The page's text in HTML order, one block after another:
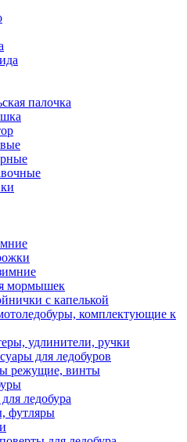
палочка
мормышек
с капелькой
комплектующие к
удлинители, ручки
для ледобуров
режущие, винты
ледобура
футляры